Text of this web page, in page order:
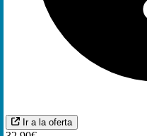
Ir a la oferta